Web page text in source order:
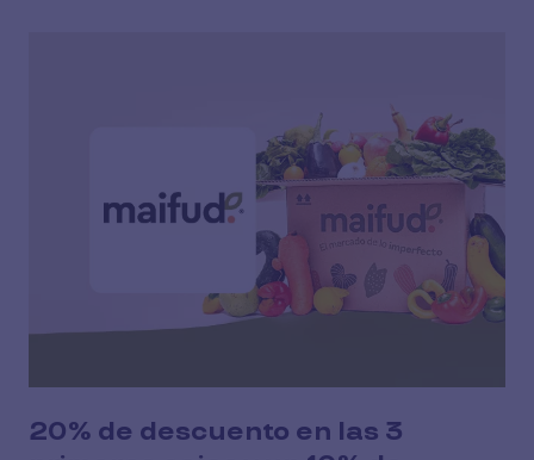
20% de descuento en las 3